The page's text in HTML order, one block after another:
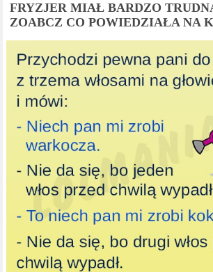
FRYZJER MIAŁ BARDZO
ZOABCZ CO POWIEDZIAŁA NA